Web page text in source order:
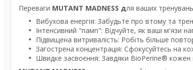
Переваги MUTANT MADNESS для ваших
Вибухова енергія: Забудьте про втому та
Інтенсивний "памп": Відчуйте, як ваші м'язи
Підвищена витривалість: Робіть більше
Загострена концентрація: Сфокусуйтесь на
Швидке засвоєння: Завдяки BioPerine®